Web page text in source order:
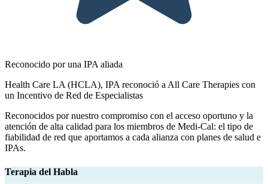
Reconocido por una IPA aliada
Health Care LA (HCLA), IPA reconoció a All Care Therapies con
un Incentivo de Red de Especialistas
Reconocidos por nuestro compromiso con el acceso oportuno y la
atención de alta calidad para los miembros de Medi-Cal: el tipo de
fiabilidad de red que aportamos a cada alianza con planes de salud e
IPAs.
Terapia del Habla